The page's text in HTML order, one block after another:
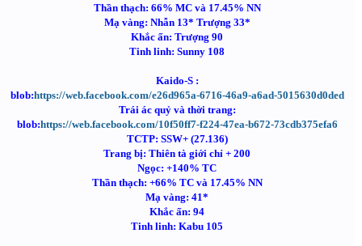
Thần thạch: 66% MC và 17.45% NN
Mạ vàng: Nhẫn 13* Trượng 33*
Khắc ấn: Trượng 90
Tinh linh: Sunny 108
Kaido-S :
blob:https://web.facebook.com/e26d965a-6716-46a9-a6ad-5015630d0ded
Trái ác quỷ và thời trang:
blob:https://web.facebook.com/10f50ff7-f224-47ea-b672-73cdb375efa6
TCTP: SSW+ (27.136)
Trang bị: Thiên tà giới chỉ + 200
Ngọc: +140% TC
Thần thạch: +66% TC và 17.45% NN
Mạ vàng: 41*
Khắc ấn: 94
Tinh linh: Kabu 105